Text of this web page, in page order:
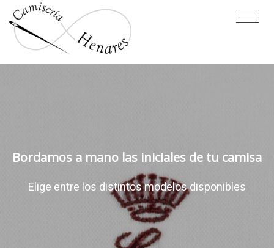
Bordamos a mano las iniciales de tu camisa
Elige entre los distintos modelos disponibles